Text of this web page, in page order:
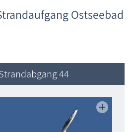
Ostseebad
44